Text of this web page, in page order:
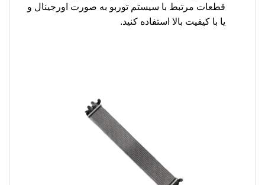
قطعات مرتبط با سیستم توربو به صورت اورجینال و
یا با کیفیت بالا استفاده کنید.